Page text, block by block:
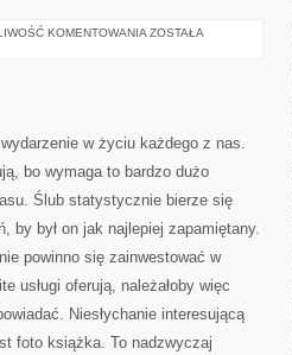
KOMENTOWANIA WSPOMNIENIA
GIGANTYCZNE
ZNACZENIE
ZOSTAŁA
w życiu każdego z nas.
bo wymaga to bardzo dużo
Ślub statystycznie bierze się
by był on jak najlepiej zapamiętany.
powinno się zainwestować w
usługi oferują, należałoby więc
Niesłychanie interesującą
foto książka. To nadzwyczaj